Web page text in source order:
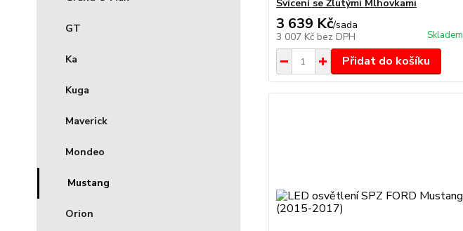
GT
Ka
Kuga
Maverick
Mondeo
Mustang
Orion
Svícení se Žlutými Mlhovkami
3 639 Kč/sada
3 007 Kč bez DPH Skladem
Přidat do košíku